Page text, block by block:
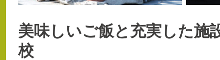
美味しいご飯と充実した施
校